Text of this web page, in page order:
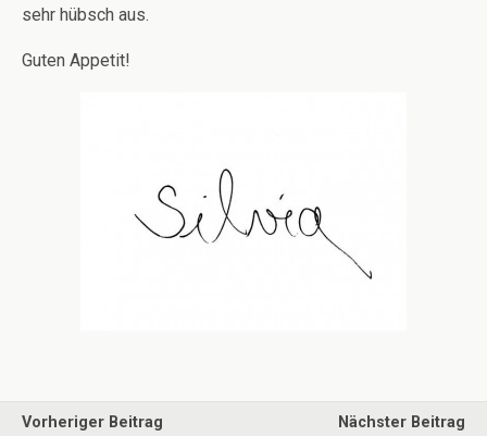
sehr hübsch aus.
Guten Appetit!
Vorheriger Beitrag
Nächster Beitrag